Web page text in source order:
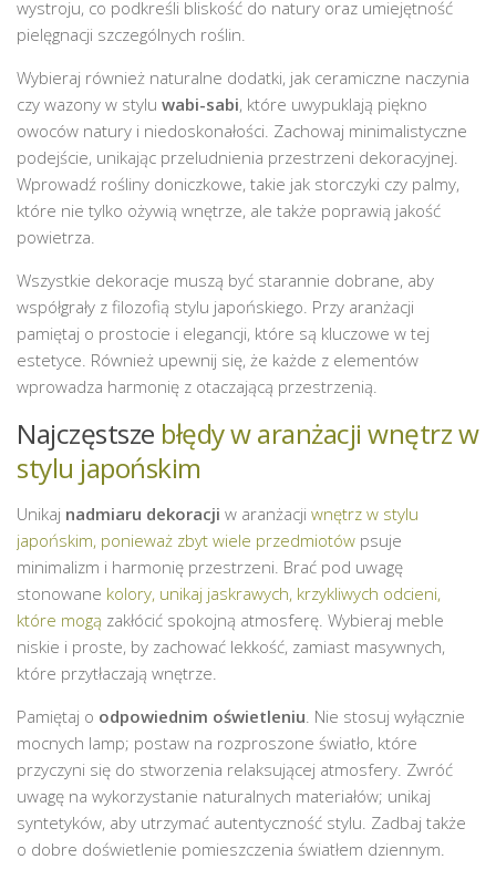
wystroju, co podkreśli bliskość do natury oraz umiejętność
pielęgnacji szczególnych roślin.
Wybieraj również naturalne dodatki, jak ceramiczne naczynia
czy wazony w stylu wabi-sabi, które uwypuklają piękno
owoców natury i niedoskonałości. Zachowaj minimalistyczne
podejście, unikając przeludnienia przestrzeni dekoracyjnej.
Wprowadź rośliny doniczkowe, takie jak storczyki czy palmy,
które nie tylko ożywią wnętrze, ale także poprawią jakość
powietrza.
Wszystkie dekoracje muszą być starannie dobrane, aby
współgrały z filozofią stylu japońskiego. Przy aranżacji
pamiętaj o prostocie i elegancji, które są kluczowe w tej
estetyce. Również upewnij się, że każde z elementów
wprowadza harmonię z otaczającą przestrzenią.
Najczęstsze błędy w aranżacji wnętrz w
stylu japońskim
Unikaj nadmiaru dekoracji w aranżacji wnętrz w stylu
japońskim, ponieważ zbyt wiele przedmiotów psuje
minimalizm i harmonię przestrzeni. Brać pod uwagę
stonowane kolory, unikaj jaskrawych, krzykliwych odcieni,
które mogą zakłócić spokojną atmosferę. Wybieraj meble
niskie i proste, by zachować lekkość, zamiast masywnych,
które przytłaczają wnętrze.
Pamiętaj o odpowiednim oświetleniu. Nie stosuj wyłącznie
mocnych lamp; postaw na rozproszone światło, które
przyczyni się do stworzenia relaksującej atmosfery. Zwróć
uwagę na wykorzystanie naturalnych materiałów; unikaj
syntetyków, aby utrzymać autentyczność stylu. Zadbaj także
o dobre doświetlenie pomieszczenia światłem dziennym.